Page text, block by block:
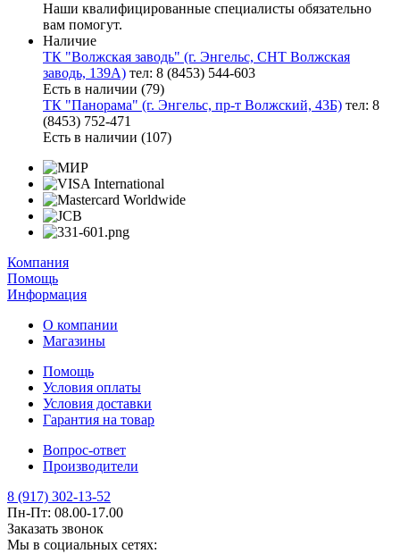
Наши квалифицированные специалисты обязательно
вам помогут.
Наличие
ТК "Волжская заводь" (г. Энгельс, СНТ Волжская
заводь, 139А) тел: 8 (8453) 544-603
Есть в наличии (79)
ТК "Панорама" (г. Энгельс, пр-т Волжский, 43Б) тел: 8
(8453) 752-471
Есть в наличии (107)
Компания
Помощь
Информация
О компании
Магазины
Помощь
Условия оплаты
Условия доставки
Гарантия на товар
Вопрос-ответ
Производители
8 (917) 302-13-52
Пн-Пт: 08.00-17.00
Заказать звонок
Мы в социальных сетях: